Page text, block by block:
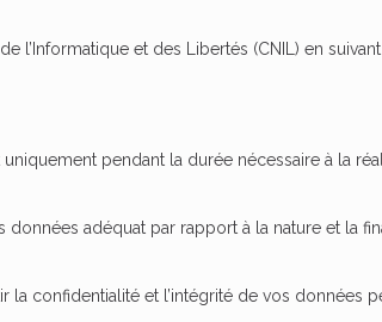
l’Informatique et des Libertés (CNIL) en
pendant la durée nécessaire à la
adéquat par rapport à la nature et la
confidentialité et l’intégrité de vos données